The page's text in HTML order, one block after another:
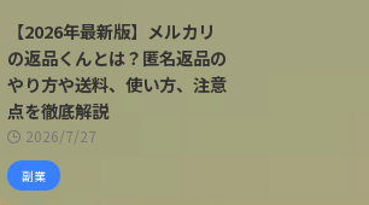
【2026年最新版】メルカリ
の返品くんとは？匿名返品の
やり方や送料、使い方、注意
点を徹底解説
2026/7/27
副業